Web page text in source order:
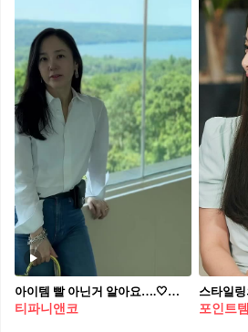
아이템 빨 아닌거 알아요….🤍💙 50대라고 거짓말하는 박주미 언니🦢대체 관리비결 뭐에요?!?! 박주미의 고급미 아이템 4가지가 주미언니를 입었습니다. 1. 에르메스 켈리 32 가죽백 - 옐로우 밝고 경쾌한 옐로우 컬러의 켈리 백은 부드러운 가죽과 견고한 실루엣이 특징입니다. 박주미는 화이트 셔츠와 데님 팬츠의 심플한 조합에 켈리백을 매치해, 컬러 하나로 포인트를 만들었습니다. 2. 에르메스 콘스탄스 슬림 월렛 - 블랙 블랙 에프솜 가죽과 팔라듐 하드웨어의 조합이 돋보이는 월렛은 허리 라인에 자리해 실용성을 더합니다. 데님의 캐주얼함에 세련미를 추가하고, 옐로우 켈리백과의 강렬한 대비로 포인트를 완성합니다. 3. 티파니 하드웨어 링크 브레이슬릿 스털링 실버 소재의 볼드한 링크가 연결된 브레이슬릿은 손목에 존재감을 부여합니다. 빛을 받으면 은은하게 반짝이며, 미니멀한 룩에 강인함과 세련미를 동시에 더하는 역할을 합니다. 4. 티파니 하드웨어 링크 이어링 같은 라인의 이어링은 귓가에서 유려한 곡선과 볼드함을 함께 드러냅니다. 헤어를 자연스럽게 넘긴 스타일링과 어우러져 얼굴선을 돋보이게 하고, 브레이슬릿과 세트로 착용해 완성도를 높였습니다.
티파니앤코
포인트템